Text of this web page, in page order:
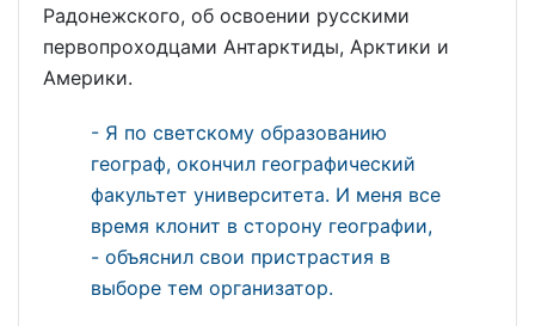
Радонежского, об освоении русскими
первопроходцами Антарктиды, Арктики и
Америки.
- Я по светскому образованию
географ, окончил географический
факультет университета. И меня все
время клонит в сторону географии,
- объяснил свои пристрастия в
выборе тем организатор.